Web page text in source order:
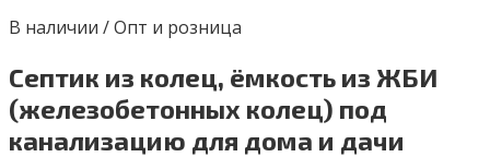
В наличии / Опт и розница
Септик из колец, ёмкость из ЖБИ
(железобетонных колец) под
канализацию для дома и дачи